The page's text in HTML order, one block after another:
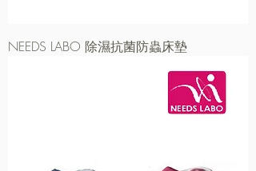
NEEDS LABO 除濕抗菌防蟲床墊